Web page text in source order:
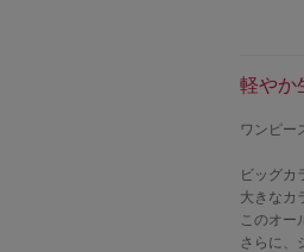
軽やか
ワンピー
ビッグカ
大きなカ
このオー
さらに、